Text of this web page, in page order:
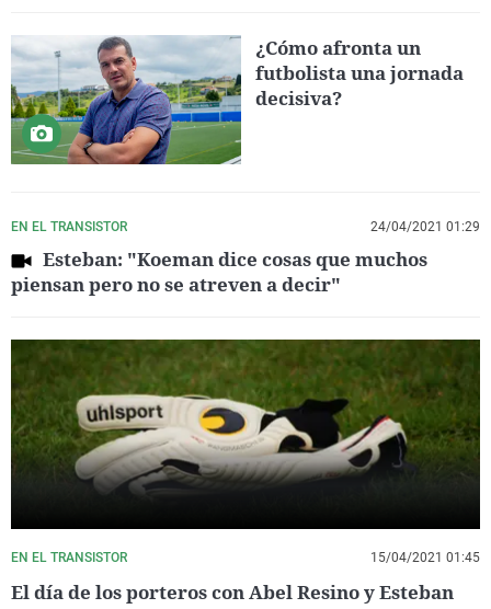
¿Cómo afronta un
futbolista una jornada
decisiva?
EN EL TRANSISTOR 24/04/2021 01:29
Esteban: "Koeman dice cosas que muchos
piensan pero no se atreven a decir"
EN EL TRANSISTOR 15/04/2021 01:45
El día de los porteros con Abel Resino y Esteban